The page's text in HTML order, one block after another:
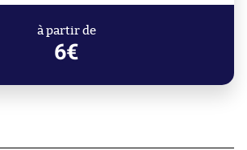
à partir de
6€